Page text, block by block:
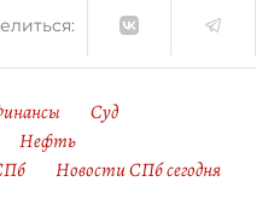
Суд
Нефть
Новости СПб сегодня